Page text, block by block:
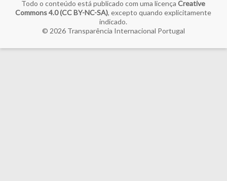
Todo o conteúdo está publicado com uma licençaCreative
Commons 4.0 (CC BY-NC-SA), excepto quando explicitamente
indicado.
© 2026 Transparência Internacional Portugal